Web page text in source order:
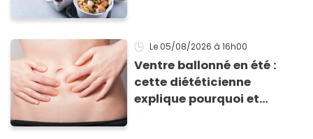
Le 05/08/2026 à 16h00
Ventre ballonné en été :
cette diététicienne
explique pourquoi et